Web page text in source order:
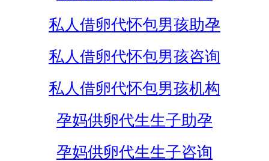
私人借卵代怀包男孩助孕
私人借卵代怀包男孩咨询
私人借卵代怀包男孩机构
孕妈供卵代生生子助孕
孕妈供卵代生生子咨询